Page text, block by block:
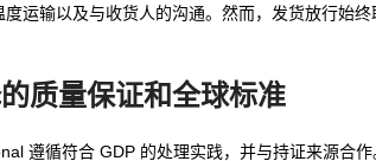
运输以及与收货人的沟通。然而，发货放行始
质量保证和全球标准
遵循符合 GDP 的处理实践，并与持证来源合